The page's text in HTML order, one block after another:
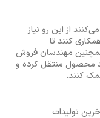
از این رو نیاز
کنند تا
مهندسان فروش
محصول منتقل کرده و
کنند.
تولیدات